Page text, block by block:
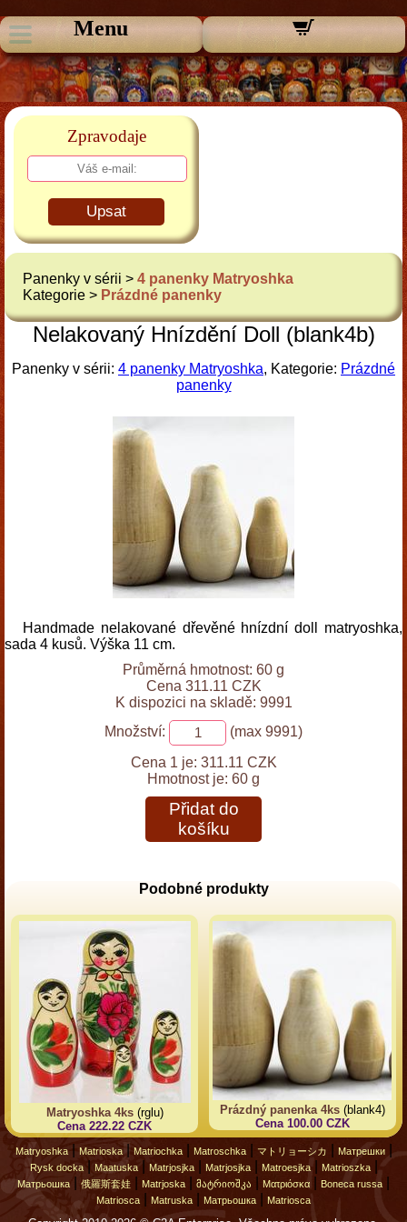
Menu
Zpravodaje
Upsat
Panenky v sérii > 4 panenky Matryoshka
Kategorie > Prázdné panenky
Nelakovaný Hnízdění Doll (blank4b)
Panenky v sérii: 4 panenky Matryoshka, Kategorie: Prázdné
panenky
Handmade nelakované dřevěné hnízdní doll matryoshka,
sada 4 kusů. Výška 11 cm.
Průměrná hmotnost: 60 g
Cena 311.11 CZK
K dispozici na skladě: 9991
Množství:
(max 9991)
Cena 1 je: 311.11 CZK
Hmotnost je: 60 g
Přidat do
košíku
Podobné produkty
Matryoshka 4ks(rglu)
Cena 222.22 CZK
Prázdný panenka 4ks(blank4)
Cena 100.00 CZK
Matryoshka| Matrioska| Matriochka| Matroschka| マトリョーシカ Матрешки|
Rysk docka| Maatuska| Matrjosjka| Matrjosjka| Matroesjka| Matrioszka|
Матрьошка 俄羅斯套娃 Matrjoska მატრიოშკა Ματριόσκα Boneca russa
Matriosca Matruska Матрьошка Matriosca